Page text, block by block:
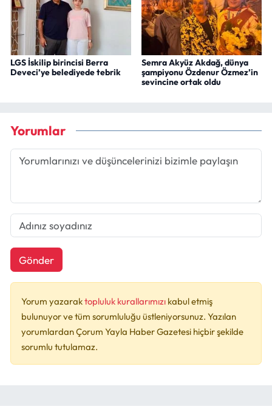
LGS İskilip birincisi Berra
Deveci’ye belediyede tebrik
Semra Akyüz Akdağ, dünya
şampiyonu Özdenur Özmez’in
sevincine ortak oldu
Yorumlar
Gönder
Yorum yazaraktopluluk kurallarımızı kabul etmiş
bulunuyor ve tüm sorumluluğu üstleniyorsunuz. Yazılan
yorumlardan Çorum Yayla Haber Gazetesi hiçbir şekilde
sorumlu tutulamaz.